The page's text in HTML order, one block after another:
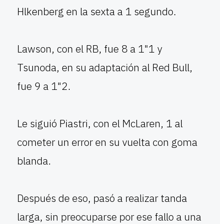
Hlkenberg en la sexta a 1 segundo.
Lawson, con el RB, fue 8 a 1"1 y
Tsunoda, en su adaptación al Red Bull,
fue 9 a 1"2.
Le siguió Piastri, con el McLaren, 1 al
cometer un error en su vuelta con goma
blanda.
Después de eso, pasó a realizar tanda
larga, sin preocuparse por ese fallo a una